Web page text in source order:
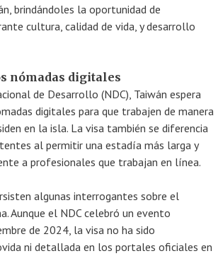
brindándoles la oportunidad de
cultura, calidad de vida, y desarrollo
nómadas digitales
de Desarrollo (NDC), Taiwán espera
digitales para que trabajen de manera
en la isla. La visa también se diferencia
al permitir una estadía más larga y
a profesionales que trabajan en línea.
algunas interrogantes sobre el
Aunque el NDC celebró un evento
de 2024, la visa no ha sido
ni detallada en los portales oficiales en